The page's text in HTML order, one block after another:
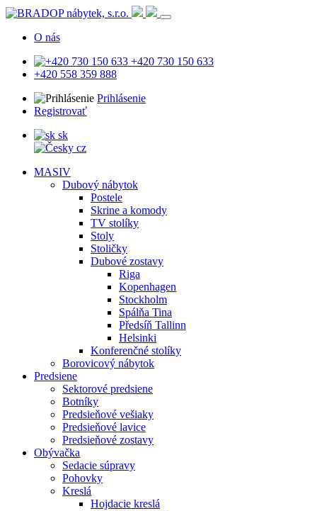
O nás
+420 730 150 633
+420 558 359 888
Prihlásenie
Registrovať
sk
cz
MASIV
Dubový nábytok
Postele
Skrine a komody
TV stolíky
Stoly
Stoličky
Dubové zostavy
Riga
Kopenhagen
Stockholm
Spálňa Tina
Předsíň Tallinn
Helsinki
Konferenčné stolíky
Borovicový nábytok
Predsiene
Sektorové predsiene
Botníky
Predsieňové vešiaky
Predsieňové lavice
Predsieňové zostavy
Obývačka
Sedacie súpravy
Pohovky
Kreslá
Hojdacie kreslá